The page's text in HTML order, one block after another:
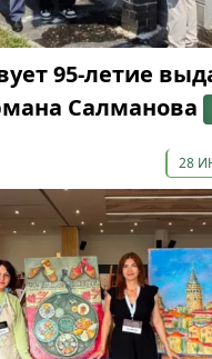
95-летие
Салманова
28